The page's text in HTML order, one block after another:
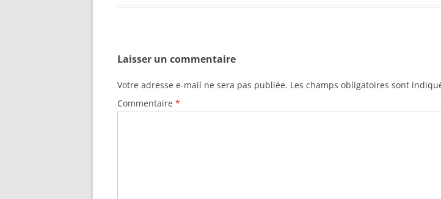
Laisser un commentaire
Votre adresse e-mail ne sera pas publiée. Les champs obligatoires sont
Commentaire *